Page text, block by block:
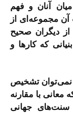
آنان و فهم
آن مجموعه‌ای از
از دیگران صحیح
که کارها و
نمی‌توان تشخیص
معانی با مقارنه
سنت‌های جهانی